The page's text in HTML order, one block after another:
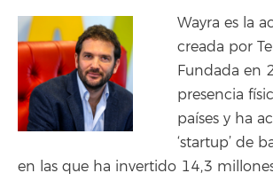
Wayra es la
creada por
Fundada en
presencia
países y ha
‘startup’ de
en las que ha invertido 14,3